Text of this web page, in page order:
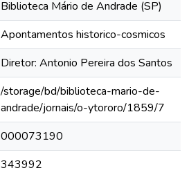
Biblioteca Mário de Andrade (SP)
Apontamentos historico-cosmicos
Diretor: Antonio Pereira dos Santos
/storage/bd/biblioteca-mario-de-
andrade/jornais/o-ytororo/1859/7
000073190
343992